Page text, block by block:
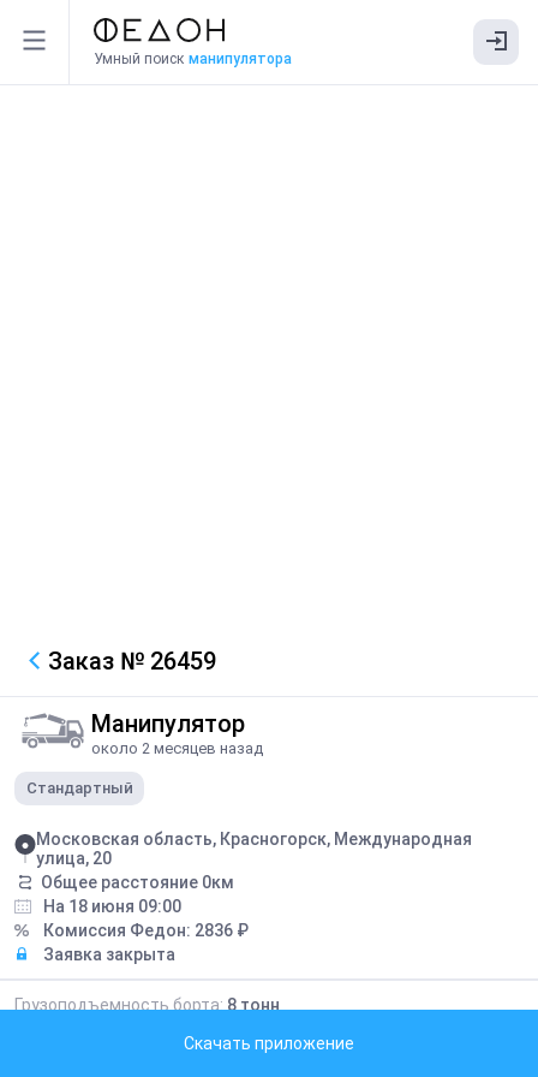
Умный поиск манипулятора
Заказ № 26459
Манипулятор
около 2 месяцев назад
Стандартный
Московская область, Красногорск, Международная
улица, 20
Общее расстояние 0км
На 18 июня 09:00
Комиссия Федон: 2836 ₽
Заявка закрыта
Грузоподъемность борта: 8 тонн
метровСкачать приложение